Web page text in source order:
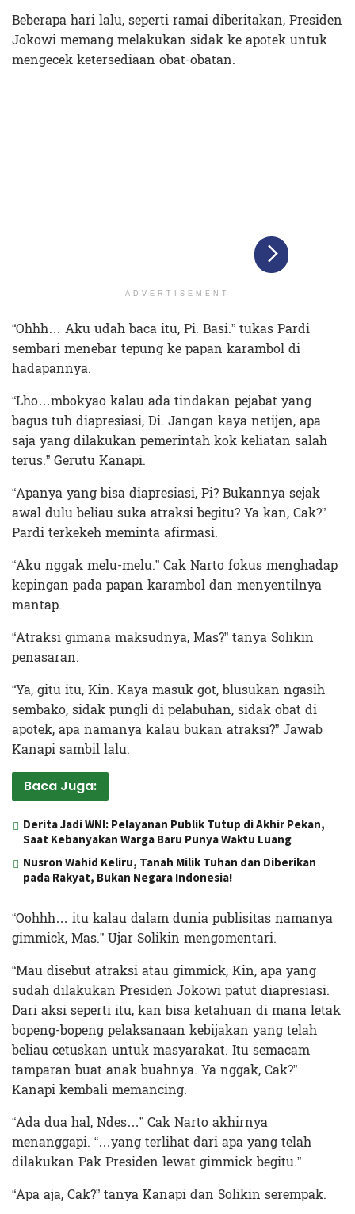
Beberapa hari lalu, seperti ramai diberitakan, Presiden
Jokowi memang melakukan sidak ke apotek untuk
mengecek ketersediaan obat-obatan.
ADVERTISEMENT
“Ohhh… Aku udah baca itu, Pi. Basi.” tukas Pardi
sembari menebar tepung ke papan karambol di
hadapannya.
“Lho…mbokyao kalau ada tindakan pejabat yang
bagus tuh diapresiasi, Di. Jangan kaya netijen, apa
saja yang dilakukan pemerintah kok keliatan salah
terus.” Gerutu Kanapi.
“Apanya yang bisa diapresiasi, Pi? Bukannya sejak
awal dulu beliau suka atraksi begitu? Ya kan, Cak?”
Pardi terkekeh meminta afirmasi.
“Aku nggak melu-melu.” Cak Narto fokus menghadap
kepingan pada papan karambol dan menyentilnya
mantap.
“Atraksi gimana maksudnya, Mas?” tanya Solikin
penasaran.
“Ya, gitu itu, Kin. Kaya masuk got, blusukan ngasih
sembako, sidak pungli di pelabuhan, sidak obat di
apotek, apa namanya kalau bukan atraksi?” Jawab
Kanapi sambil lalu.
Baca Juga:
Derita Jadi WNI: Pelayanan Publik Tutup di Akhir Pekan,
Saat Kebanyakan Warga Baru Punya Waktu Luang
Nusron Wahid Keliru, Tanah Milik Tuhan dan Diberikan
pada Rakyat, Bukan Negara Indonesia!
“Oohhh… itu kalau dalam dunia publisitas namanya
gimmick, Mas.” Ujar Solikin mengomentari.
“Mau disebut atraksi atau gimmick, Kin, apa yang
sudah dilakukan Presiden Jokowi patut diapresiasi.
Dari aksi seperti itu, kan bisa ketahuan di mana letak
bopeng-bopeng pelaksanaan kebijakan yang telah
beliau cetuskan untuk masyarakat. Itu semacam
tamparan buat anak buahnya. Ya nggak, Cak?”
Kanapi kembali memancing.
“Ada dua hal, Ndes…” Cak Narto akhirnya
menanggapi. “…yang terlihat dari apa yang telah
dilakukan Pak Presiden lewat gimmick begitu.”
“Apa aja, Cak?” tanya Kanapi dan Solikin serempak.